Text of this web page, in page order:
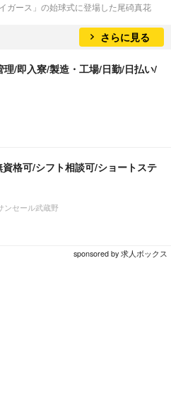
ガース」の始球式に登場した尾碕真花
さらに見る
理/即入寮/製造・工場/日勤/日払い/
資格可/シフト相談可/ショートステ
ンセール武蔵野
sponsored by 求人ボックス